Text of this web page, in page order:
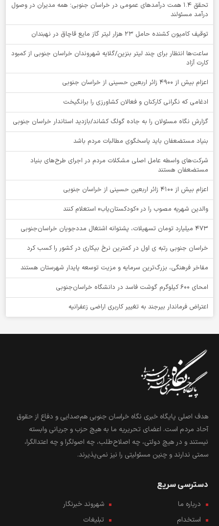
تحقق ۱.۴ همت درآمدهای عمومی در خراسان جنوبی؛ همه مدیران در وصول
درآمد مسئولند
توقيف کامیون کشنده حامل 23 هزار لیتر گاز مایع قاچاق در نهبندان
ساعت‌ها انتظار برای چند لیتر بنزین/گلایه شهروندان خراسان جنوبی از کمبود
کارت آزاد
اعزام بیش از 4900 زائر اربعین حسینی از خراسان جنوبی
ادغامی که نگرانی کارکنان و فعالان کشاورزی را برانگیخت
گزارش نگاه مسئولان را به جاده گولگ کشاند/بازدید استاندار خراسان جنوبی
بنیاد مستضعفان باید پاسخگوی مطالبات مردم باشد
شرکت‌های واسطه عامل اصلی مشکلات مردم در اجرای طرح‌های بنیاد
مستضعفان هستند
اعزام بیش از 4100 زائر اربعین حسینی از خراسان جنوبی
والدین شهریه مصوب را در «کودکستان‌یاب» استعلام کنند
۴۷۳ میلیارد تومان تسهیلات، پشتوانه اشتغال مددجویان خراسان‌جنوبی
خراسان جنوبی رتبه ی اول در کمترین نرخ بیکاری در کشور را کسب کرد
مفاخر فرهنگی، بزرگ‌ترین سرمایه و مزیت توسعه پایدار شهرستان هستند
امحای ۶۰۰ کیلوگرم گوشت فاسد در دانشگاه خراسان‌جنوبی
اعتراض فرماندار بیرجند به تغییر کاربری اراضی زعفرانیه
هدف اصلی پایگاه خبری نگاه خراسان جنوبی هم‌صدایی و دفاع از حقوق
آحاد مردم است. اعضای تحریریه ما به هیچ حزب و جریانی وابسته
نیستند و در هیچ دولتی، چه اصلاح‌طلب، چه اصولگرا و چه اعتدالگرا،
سمتی ندارند و چنین مسئولیتی را نیز نمی‌پذیرند.
دسترسی سریع
درباره ما
شهروند خبرنگار
استخدام
تبلیغات